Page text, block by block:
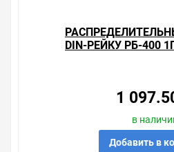
DIN-РЕЙКУ РБ-400
1
в
Добавить в